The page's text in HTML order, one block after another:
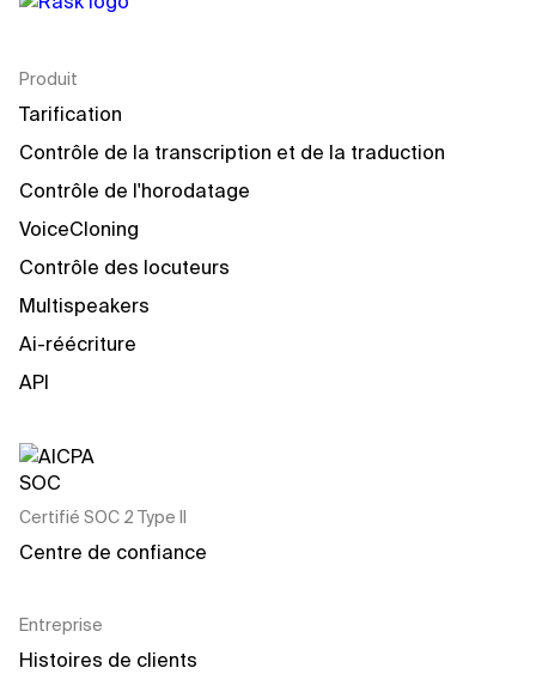
Produit
Tarification
Contrôle de la transcription et de la traduction
Contrôle de l'horodatage
VoiceCloning
Contrôle des locuteurs
Multispeakers
Ai-réécriture
API
Certifié SOC 2 Type II
Centre de confiance
Entreprise
Histoires de clients